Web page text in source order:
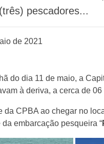
pescadores...
de 2021
do dia 11 de maio, a
à deriva, a cerca de
da CPBA ao chegar no
da embarcação pesqueira “